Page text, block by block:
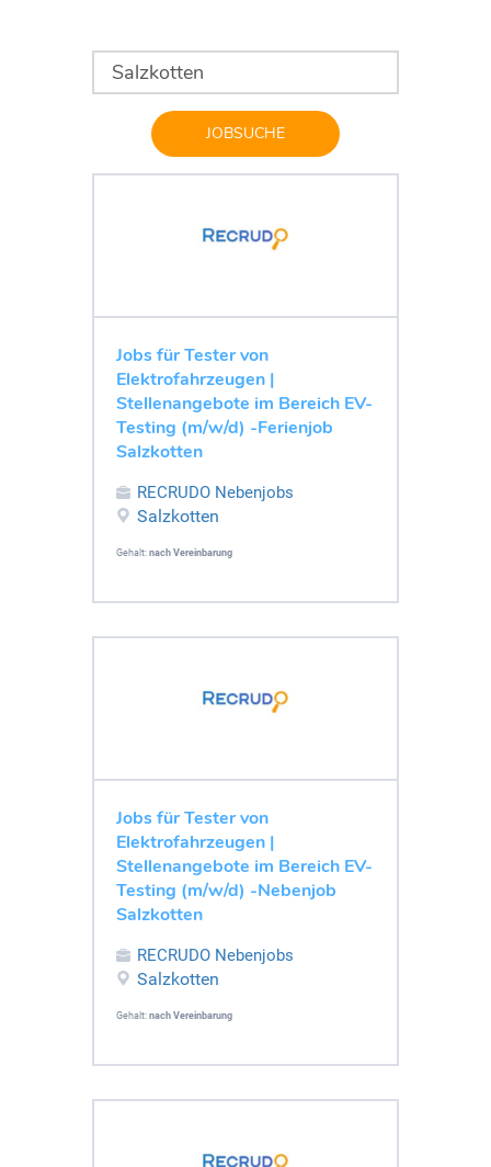
JOBSUCHE
Jobs für Tester von
Elektrofahrzeugen |
Stellenangebote im Bereich EV-
Testing (m/w/d) -Ferienjob
Salzkotten
RECRUDO Nebenjobs
Salzkotten
Gehalt: nach Vereinbarung
Jobs für Tester von
Elektrofahrzeugen |
Stellenangebote im Bereich EV-
Testing (m/w/d) -Nebenjob
Salzkotten
RECRUDO Nebenjobs
Salzkotten
Gehalt: nach Vereinbarung